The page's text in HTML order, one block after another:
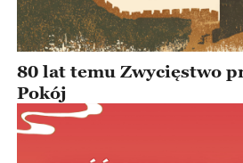
80 lat temu Zwycięstwo
Pokój